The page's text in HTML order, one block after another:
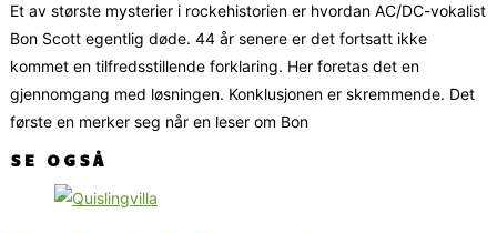
Et av største mysterier i rockehistorien er hvordan AC/DC-vokalist
Bon Scott egentlig døde. 44 år senere er det fortsatt ikke
kommet en tilfredsstillende forklaring. Her foretas det en
gjennomgang med løsningen. Konklusjonen er skremmende. Det
første en merker seg når en leser om Bon
SE OGSÅ